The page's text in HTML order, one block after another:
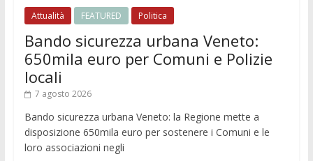
Attualità FEATURED Politica
Bando sicurezza urbana Veneto:
650mila euro per Comuni e Polizie
locali
7 agosto 2026
Bando sicurezza urbana Veneto: la Regione mette a
disposizione 650mila euro per sostenere i Comuni e le
loro associazioni negli